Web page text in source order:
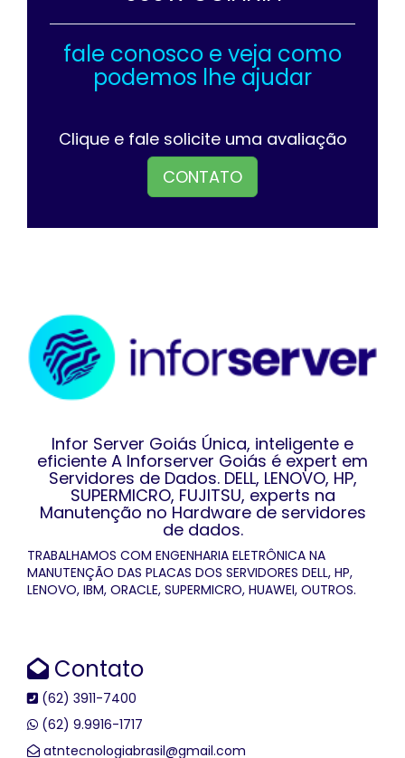
fale conosco e veja como
podemos lhe ajudar
Clique e fale solicite uma avaliação
CONTATO
Infor Server Goiás Única, inteligente e
eficiente A Inforserver Goiás é expert em
Servidores de Dados. DELL, LENOVO, HP,
SUPERMICRO, FUJITSU, experts na
Manutenção no Hardware de servidores
de dados.
TRABALHAMOS COM ENGENHARIA ELETRÔNICA NA
MANUTENÇÃO DAS PLACAS DOS SERVIDORES DELL, HP,
LENOVO, IBM, ORACLE, SUPERMICRO, HUAWEI, OUTROS.
Contato
(62) 3911-7400
(62) 9.9916-1717
atntecnologiabrasil@gmail.com